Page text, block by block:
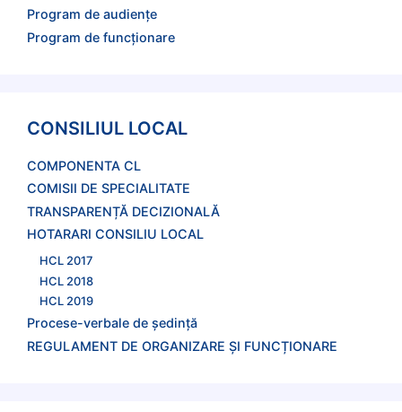
Program de audienţe
Program de funcţionare
CONSILIUL LOCAL
COMPONENTA CL
COMISII DE SPECIALITATE
TRANSPARENȚĂ DECIZIONALĂ
HOTARARI CONSILIU LOCAL
HCL 2017
HCL 2018
HCL 2019
Procese-verbale de şedinţă
REGULAMENT DE ORGANIZARE ȘI FUNCȚIONARE